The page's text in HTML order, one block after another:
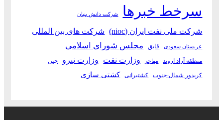
سرخط خبرها شرکت دانش بنیان
شرکت ملی نفت ایران (nioc) شرکت های بین المللی
عربستان سعودی قایق مجلس شورای اسلامی
منطقه آزاد اروند مهاجر وزارت نفت وزارت نیرو چین
کریدور شمال-جنوب کشتیرانی کشتی سازی